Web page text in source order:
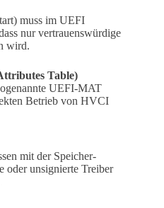
muss im UEFI
nur vertrauenswürdige
wird.
Table)
UEFI-MAT
Betrieb von HVCI
mit der Speicher-
oder unsignierte Treiber